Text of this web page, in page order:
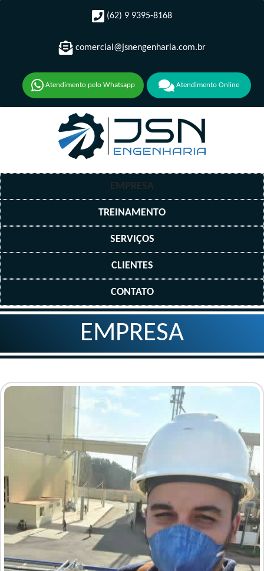
(62) 9 9395-8168
comercial@jsnengenharia.com.br
Atendimento pelo Whatsapp Atendimento Online
EMPRESA
TREINAMENTO
SERVIÇOS
CLIENTES
CONTATO
EMPRESA